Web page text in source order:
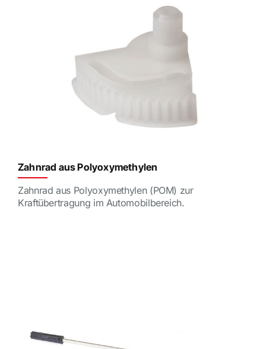
Zahnrad aus Polyoxymethylen
Zahnrad aus Polyoxymethylen (POM) zur
Kraftübertragung im Automobilbereich.